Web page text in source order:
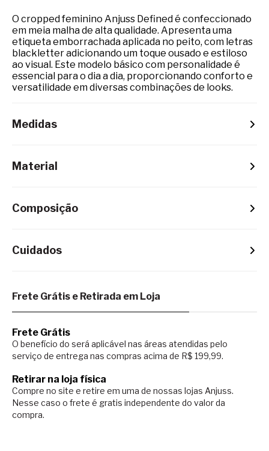
O cropped feminino Anjuss Defined é confeccionado
em meia malha de alta qualidade. Apresenta uma
etiqueta emborrachada aplicada no peito, com letras
blackletter adicionando um toque ousado e estiloso
ao visual. Este modelo básico com personalidade é
essencial para o dia a dia, proporcionando conforto e
versatilidade em diversas combinações de looks.
Material
Composição
Cuidados
Medidas
Frete Grátis e Retirada em Loja
Frete Grátis
O benefício do será aplicável nas áreas atendidas pelo
serviço de entrega nas compras acima de R$ 199,99.
Retirar na loja física
Compre no site e retire em uma de nossas lojas Anjuss.
Nesse caso o frete é gratis independente do valor da
compra.